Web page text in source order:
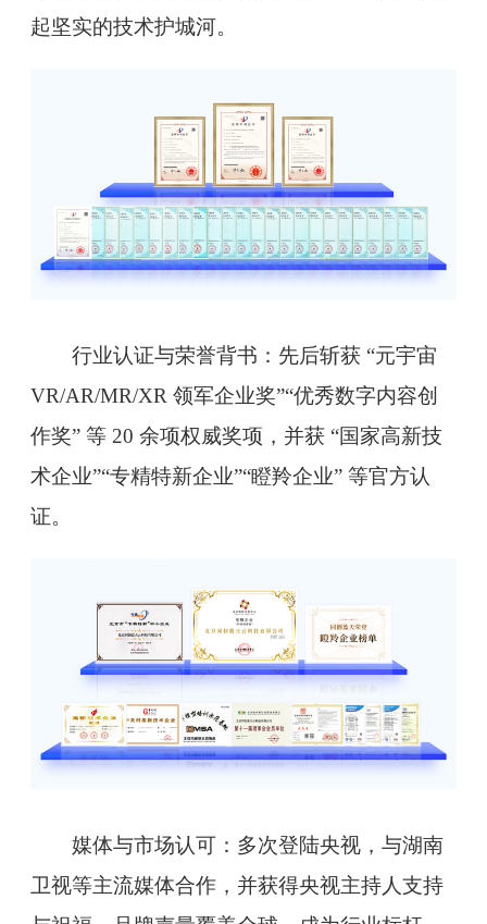
起坚实的技术护城河。
行业认证与荣誉背书：先后斩获 “元宇宙
VR/AR/MR/XR 领军企业奖”“优秀数字内容创
作奖” 等 20 余项权威奖项，并获 “国家高新技
术企业”“专精特新企业”“瞪羚企业” 等官方认
证。
媒体与市场认可：多次登陆央视，与湖南
卫视等主流媒体合作，并获得央视主持人支持